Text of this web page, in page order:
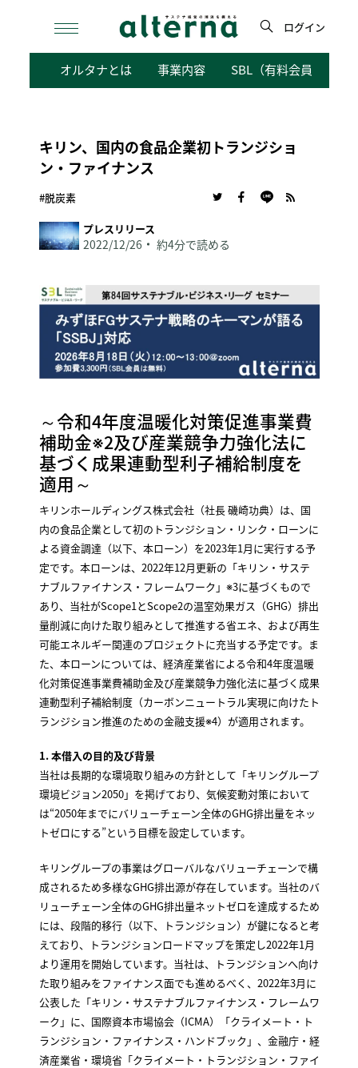
検
ログイン
オルタナとは 事業内容 SBL（有料会員向けサ
キリン、国内の食品企業初トランジショ
ン・ファイナンス
#脱炭素
プレスリリース
2022/12/26 約4分で読める
～令和4年度温暖化対策促進事業費
補助金※2及び産業競争力強化法に
基づく成果連動型利子補給制度を
適用～
キリンホールディングス株式会社（社長 磯崎功典）は、国
内の食品企業として初のトランジション・リンク・ローンに
よる資金調達（以下、本ローン）を2023年1月に実行する予
定です。本ローンは、2022年12月更新の「キリン・サステ
ナブルファイナンス・フレームワーク」※3に基づくもので
あり、当社がScope1とScope2の温室効果ガス（GHG）排出
量削減に向けた取り組みとして推進する省エネ、および再生
可能エネルギー関連のプロジェクトに充当する予定です。ま
た、本ローンについては、経済産業省による令和4年度温暖
化対策促進事業費補助金及び産業競争力強化法に基づく成果
連動型利子補給制度（カーボンニュートラル実現に向けたト
ランジション推進のための金融支援※4）が適用されます。
1. 本借入の目的及び背景
当社は長期的な環境取り組みの方針として「キリングループ
環境ビジョン2050」を掲げており、気候変動対策において
は“2050年までにバリューチェーン全体のGHG排出量をネッ
トゼロにする”という目標を設定しています。
キリングループの事業はグローバルなバリューチェーンで構
成されるため多様なGHG排出源が存在しています。当社のバ
リューチェーン全体のGHG排出量ネットゼロを達成するため
には、段階的移行（以下、トランジション）が鍵になると考
えており、トランジションロードマップを策定し2022年1月
より運用を開始しています。当社は、トランジションへ向け
た取り組みをファイナンス面でも進めるべく、2022年3月に
公表した「キリン・サステナブルファイナンス・フレームワ
ーク」に、国際資本市場協会（ICMA）「クライメート・ト
ランジション・ファイナンス・ハンドブック」、金融庁・経
済産業省・環境省「クライメート・トランジション・ファイ